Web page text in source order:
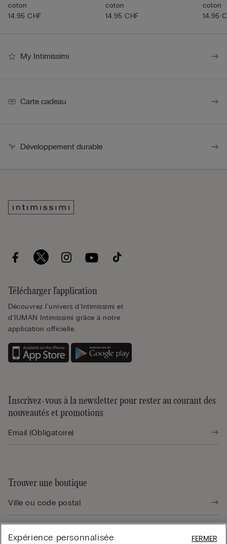
coton
14.95 CHF
coton
14.95 CHF
coton
14.95
My Intimissimi
Carte cadeau
Développement durable
Télécharger l'application
Découvrez l'univers d'Intimissimi et
d'IUMAN Intimissimi grâce à notre
application officielle.
Inscrivez-vous à la newsletter pour rester au courant des
nouveautés et promotions
Trouver une boutique
Expérience personnalisée FERMER